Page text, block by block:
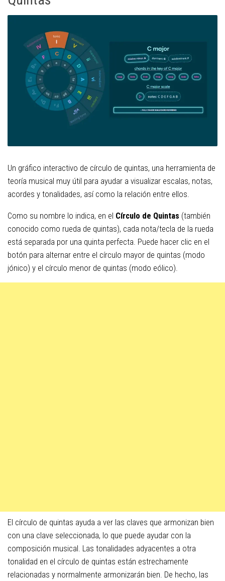
Un gráfico interactivo de círculo de quintas, una herramienta de
teoría musical muy útil para ayudar a visualizar escalas, notas,
acordes y tonalidades, así como la relación entre ellos.
Como su nombre lo indica, en el Círculo de Quintas (también
conocido como rueda de quintas), cada nota/tecla de la rueda
está separada por una quinta perfecta. Puede hacer clic en el
botón para alternar entre el círculo mayor de quintas (modo
jónico) y el círculo menor de quintas (modo eólico).
El círculo de quintas ayuda a ver las claves que armonizan bien
con una clave seleccionada, lo que puede ayudar con la
composición musical. Las tonalidades adyacentes a otra
tonalidad en el círculo de quintas están estrechamente
relacionadas y normalmente armonizarán bien. De hecho, las